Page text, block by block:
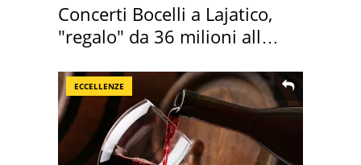
Concerti Bocelli a Lajatico,
"regalo" da 36 milioni alla
ECCELLENZE